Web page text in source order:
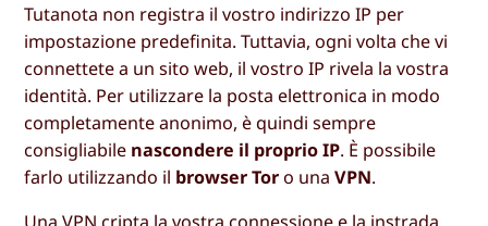
Tutanota non registra il vostro indirizzo IP per
impostazione predefinita. Tuttavia, ogni volta che vi
connettete a un sito web, il vostro IP rivela la vostra
identità. Per utilizzare la posta elettronica in modo
completamente anonimo, è quindi sempre
consigliabile nascondere il proprio IP. È possibile
farlo utilizzando il browser Tor o unaVPN.